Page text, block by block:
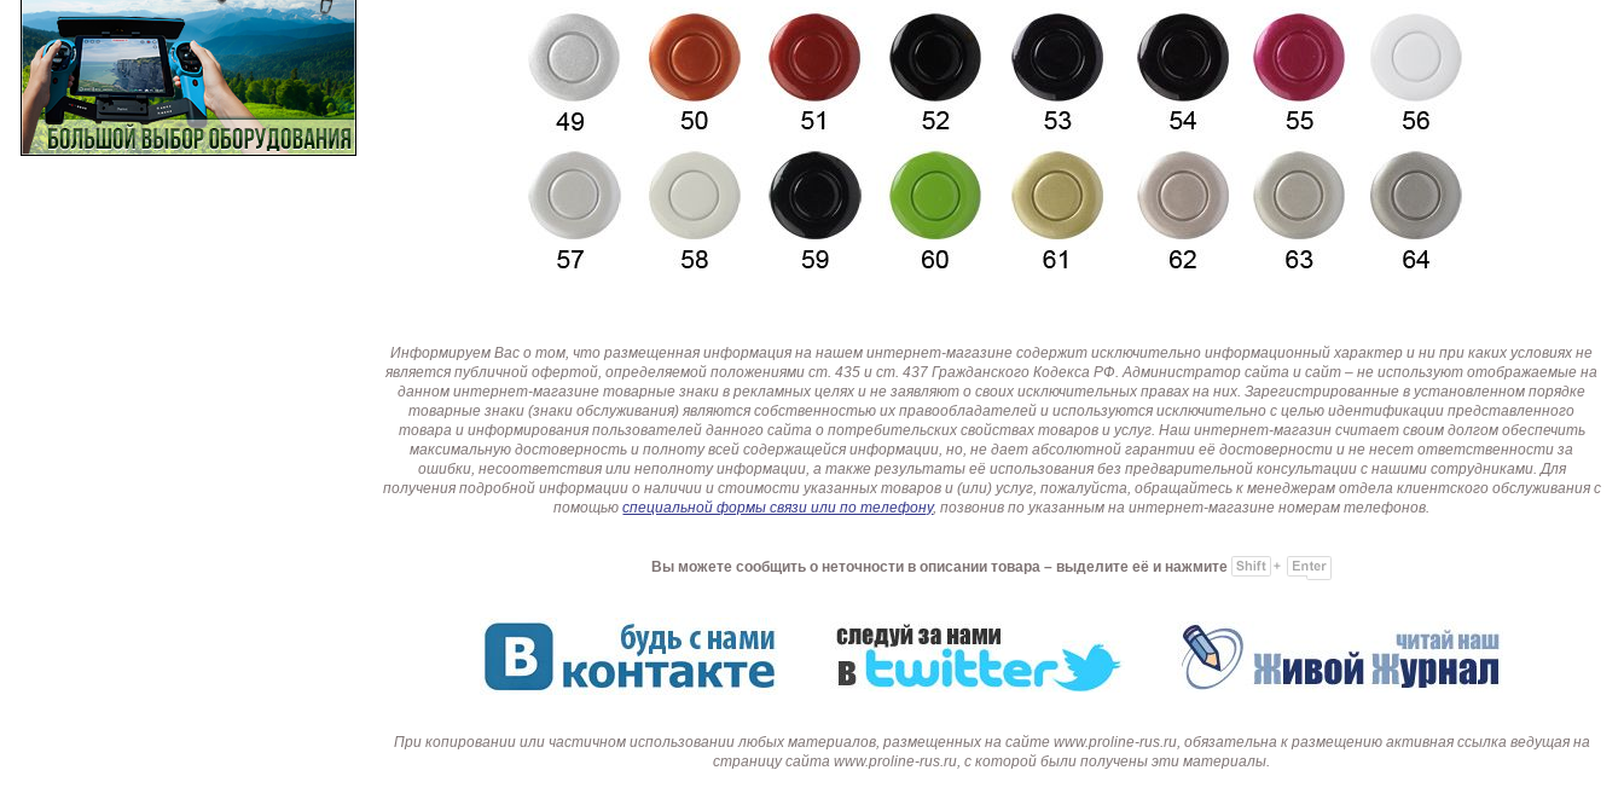
Информируем Вас о том, что размещенная информация на нашем интернет-магазине содержит исключительно информационный характер и ни при каких условиях не
является публичной офертой, определяемой положениями ст. 435 и ст. 437 Гражданского Кодекса РФ. Администратор сайта и сайт – не используют отображаемые на
данном интернет-магазине товарные знаки в рекламных целях и не заявляют о своих исключительных правах на них. Зарегистрированные в установленном порядке
товарные знаки (знаки обслуживания) являются собственностью их правообладателей и используются исключительно с целью идентификации представленного
товара и информирования пользователей данного сайта о потребительских свойствах товаров и услуг. Наш интернет-магазин считает своим долгом обеспечить
максимальную достоверность и полноту всей содержащейся информации, но, не дает абсолютной гарантии её достоверности и не несет ответственности за
ошибки, несоответствия или неполноту информации, а также результаты её использования без предварительной консультации с нашими сотрудниками. Для
получения подробной информации о наличии и стоимости указанных товаров и (или) услуг, пожалуйста, обращайтесь к менеджерам отдела клиентского обслуживания с
помощьюспециальной формы связи или по телефону, позвонив по указанным на интернет-магазине номерам телефонов.
Вы можете сообщить о неточности в описании товара – выделите её и нажмите
При копировании или частичном использовании любых материалов, размещенных на сайте www.proline-rus.ru, обязательна к размещению активная ссылка ведущая на
страницу сайта www.proline-rus.ru, с которой были получены эти материалы.